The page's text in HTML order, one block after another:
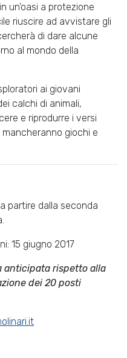
un’oasi a protezione
riuscire ad avvistare gli
di dare alcune
al mondo della
ai giovani
calchi di animali,
e riprodurre i versi
giochi e
partire dalla seconda
15 giugno 2017
anticipata rispetto alla
dei 20 posti